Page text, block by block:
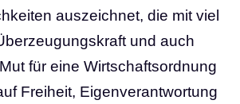
auszeichnet, die mit viel
und auch
für eine Wirtschaftsordnung
Freiheit, Eigenverantwortung